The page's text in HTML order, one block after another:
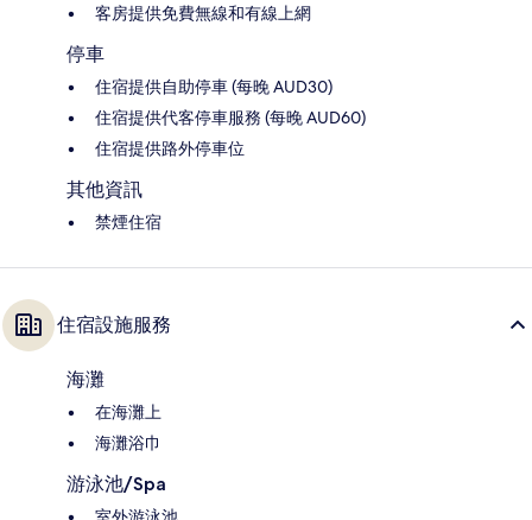
客房提供免費無線和有線上網
停車
住宿提供自助停車 (每晚 AUD30)
住宿提供代客停車服務 (每晚 AUD60)
住宿提供路外停車位
其他資訊
禁煙住宿
住宿設施服務
海灘
在海灘上
海灘浴巾
游泳池/Spa